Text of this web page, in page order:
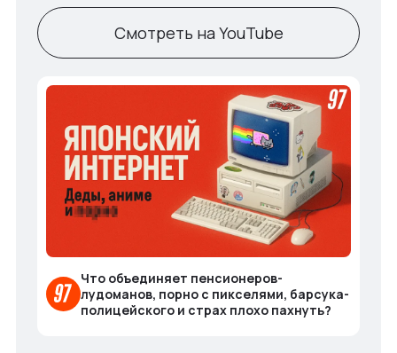
Смотреть на YouTube
Что объединяет пенсионеров-
лудоманов, порно с пикселями, барсука-
полицейского и страх плохо пахнуть?